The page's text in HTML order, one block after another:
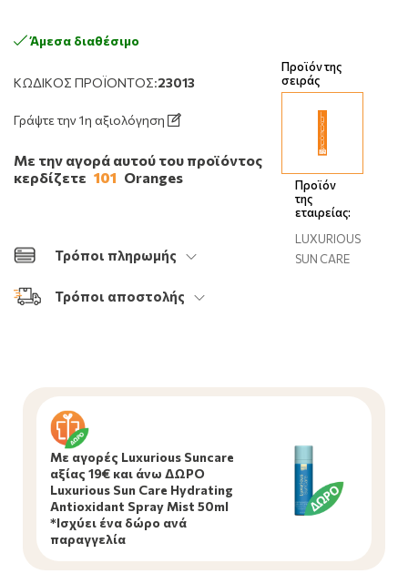
ΚΩΔΙΚΌΣ ΠΡΟΪΌΝΤΟΣ:23013
Γράψτε την 1η αξιολόγηση
Άμεσα διαθέσιμο
Με την αγορά αυτού του προϊόντος
κερδίζετε 101 Oranges
Τρόποι πληρωμής
Τρόποι αποστολής
Προϊόν της
σειράς
Προϊόν
της
εταιρείας:
LUXURIOUS
SUN CARE
Με αγορές Luxurious Suncare
αξίας 19€ και άνω ΔΩΡΟ
Luxurious Sun Care Hydrating
Antioxidant Spray Mist 50ml
*Ισχύει ένα δώρο ανά
παραγγελία